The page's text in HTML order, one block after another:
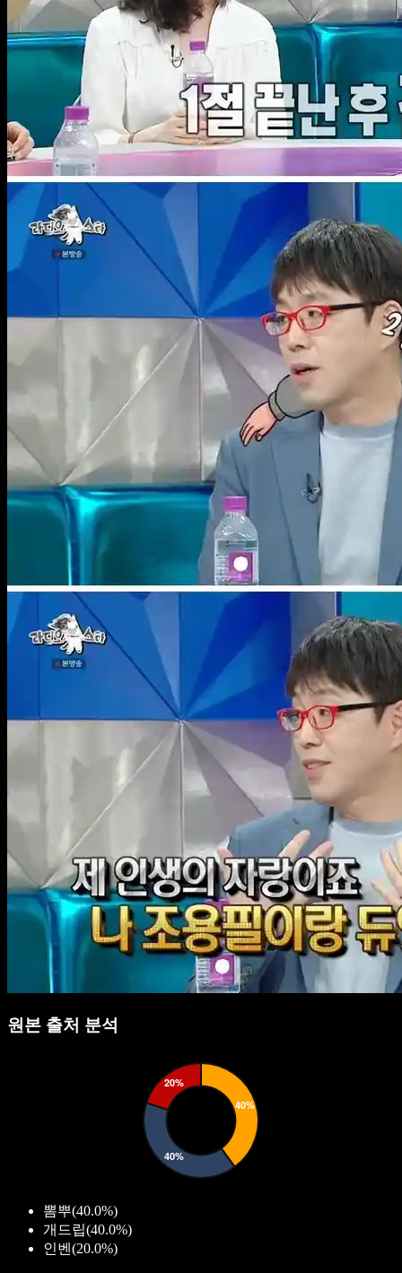
원본 출처 분석
뽐뿌(40.0%)
개드립(40.0%)
인벤 (20.0%)